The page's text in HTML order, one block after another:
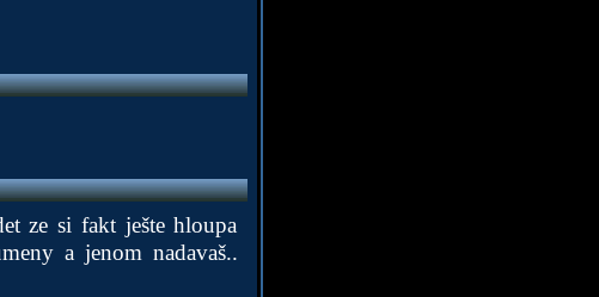
ze si fakt ješte hloupa
a jenom nadavaš..